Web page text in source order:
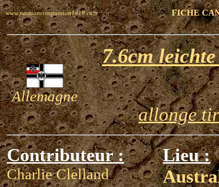
www.passioncompassion1418.com FICHE
Allemagne
7.6cm
allonge
Contributeur :
Charlie Clelland
Lieu :